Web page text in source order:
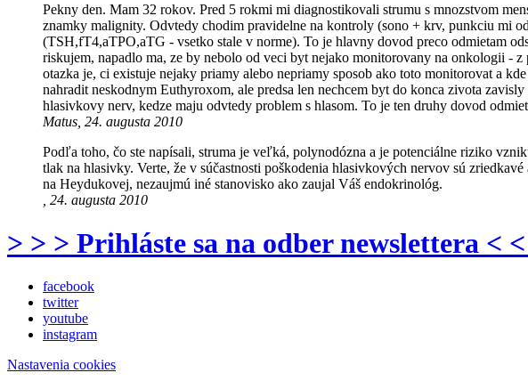
Pekny den. Mam 32 rokov. Pred 5 rokmi mi diagnostikovali strumu s mnozstvom
znamky malignity. Odvtedy chodim pravidelne na kontroly (sono + krv, punkciu mi
(TSH,fT4,aTPO,aTG - vsetko stale v norme). To je hlavny dovod preco odmietam
riskujem, napadlo ma, ze by nebolo od veci byt nejako monitorovany na onkologii -
otazka je, ci existuje nejaky priamy alebo nepriamy sposob ako toto monitorovat a
nahradit neskodnym Euthyroxom, ale predsa len nechcem byt do konca zivota
hlasivkovy nerv, kedze maju odvtedy problem s hlasom. To je ten druhy dovod
Matus, 24. augusta 2010
Podľa toho, čo ste napísali, struma je veľká, polynodózna a je potenciálne riziko
tlak na hlasivky. Verte, že v súčastnosti poškodenia hlasivkových nervov sú
na Heydukovej, nezaujmú iné stanovisko ako zaujal Váš endokrinológ.
, 24. augusta 2010
> > > Prihláste sa na odber newslettera <
facebook
twitter
youtube
instagram
Nastavenia cookies